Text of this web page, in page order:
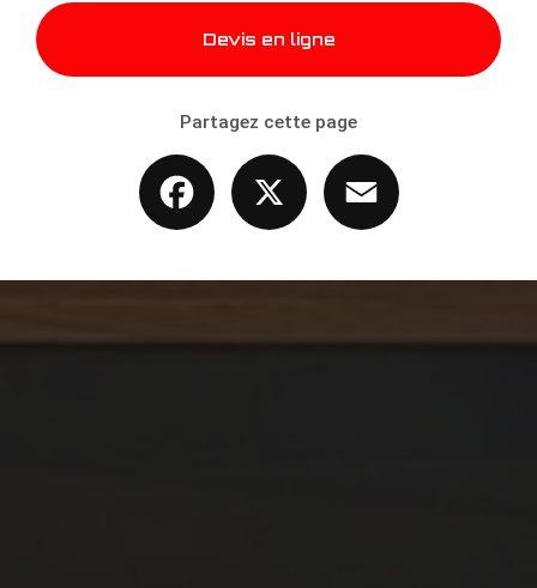
Devis en ligne
Partagez cette page
Facebook